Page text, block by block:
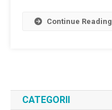
Continue Reading
CATEGORII